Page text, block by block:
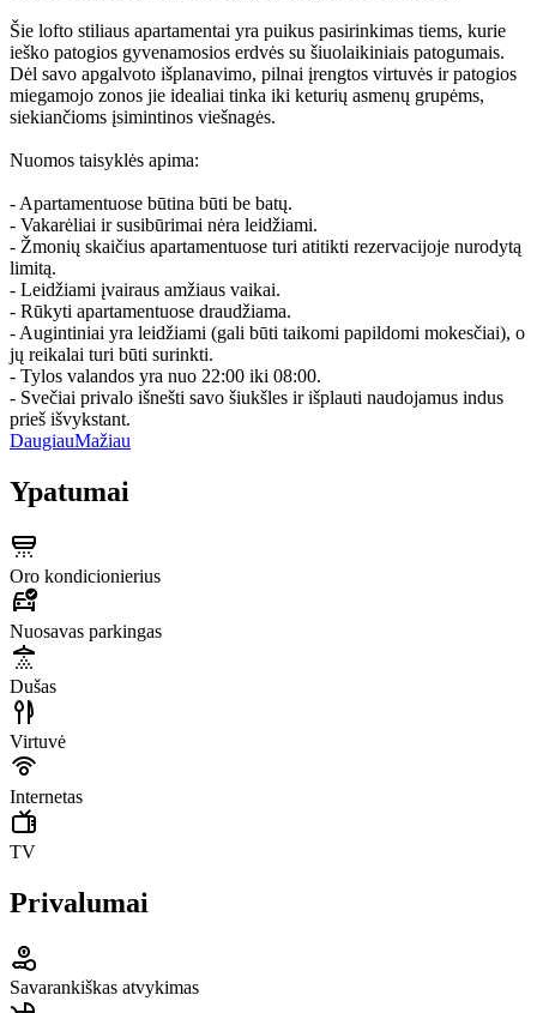
Šie lofto stiliaus apartamentai yra puikus pasirinkimas tiems, kurie
ieško patogios gyvenamosios erdvės su šiuolaikiniais patogumais.
Dėl savo apgalvoto išplanavimo, pilnai įrengtos virtuvės ir patogios
miegamojo zonos jie idealiai tinka iki keturių asmenų grupėms,
siekiančioms įsimintinos viešnagės.
Nuomos taisyklės apima:
- Apartamentuose būtina būti be batų.
- Vakarėliai ir susibūrimai nėra leidžiami.
- Žmonių skaičius apartamentuose turi atitikti rezervacijoje nurodytą
limitą.
- Leidžiami įvairaus amžiaus vaikai.
- Rūkyti apartamentuose draudžiama.
- Augintiniai yra leidžiami (gali būti taikomi papildomi mokesčiai), o
jų reikalai turi būti surinkti.
- Tylos valandos yra nuo 22:00 iki 08:00.
- Svečiai privalo išnešti savo šiukšles ir išplauti naudojamus indus
prieš išvykstant.
DaugiauMažiau
Ypatumai
Oro kondicionierius
Nuosavas parkingas
Dušas
Virtuvė
Internetas
TV
Privalumai
Savarankiškas atvykimas